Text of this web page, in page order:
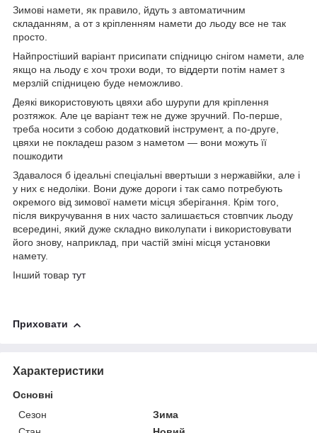
Зимові намети, як правило, йдуть з автоматичним
складанням, а от з кріпленням намети до льоду все не так
просто.
Найпростіший варіант присипати спідницю снігом намети, але
якщо на льоду є хоч трохи води, то віддерти потім намет з
мерзлій спідницею буде неможливо.
Деякі використовують цвяхи або шурупи для кріплення
розтяжок. Але це варіант теж не дуже зручний. По-перше,
треба носити з собою додатковий інструмент, а по-друге,
цвяхи не покладеш разом з наметом ― вони можуть її
пошкодити
Здавалося б ідеальні спеціальні ввертыши з нержавійки, але і
у них є недоліки. Вони дуже дороги і так само потребують
окремого від зимової намети місця зберігання. Крім того,
після викручування в них часто залишається стовпчик льоду
всередині, який дуже складно виколупати і використовувати
його знову, наприклад, при частій зміні місця установки
намету.
Інший товар тут
Приховати
Характеристики
Основні
Сезон
Зима